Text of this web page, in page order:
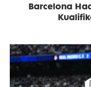
Barcelona